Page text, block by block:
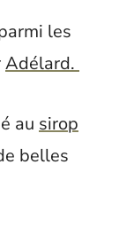
les
Adélard.
au sirop
belles